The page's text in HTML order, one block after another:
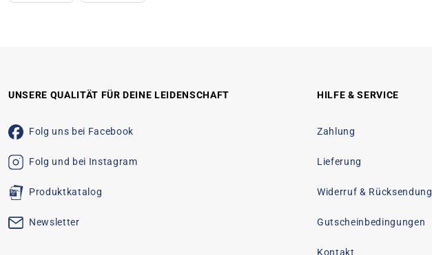
UNSERE QUALITÄT FÜR DEINE LEIDENSCHAFT
Folg uns bei Facebook
Folg und bei Instagram
Produktkatalog
Newsletter
HILFE & SERVICE
Zahlung
Lieferung
Widerruf & Rücksendung
Gutscheinbedingungen
Kontakt